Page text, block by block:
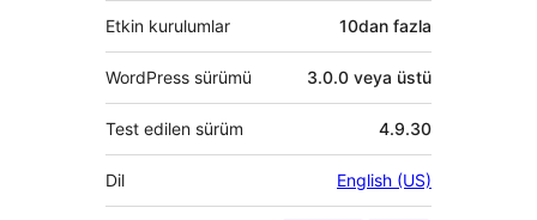
Etkin kurulumlar 10dan fazla
WordPress sürümü 3.0.0 veya üstü
Test edilen sürüm 4.9.30
Dil English (US)